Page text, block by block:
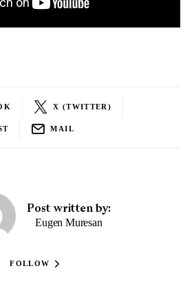
X (TWITTER)
MAIL
Post written by:
Eugen Muresan
FOLLOW